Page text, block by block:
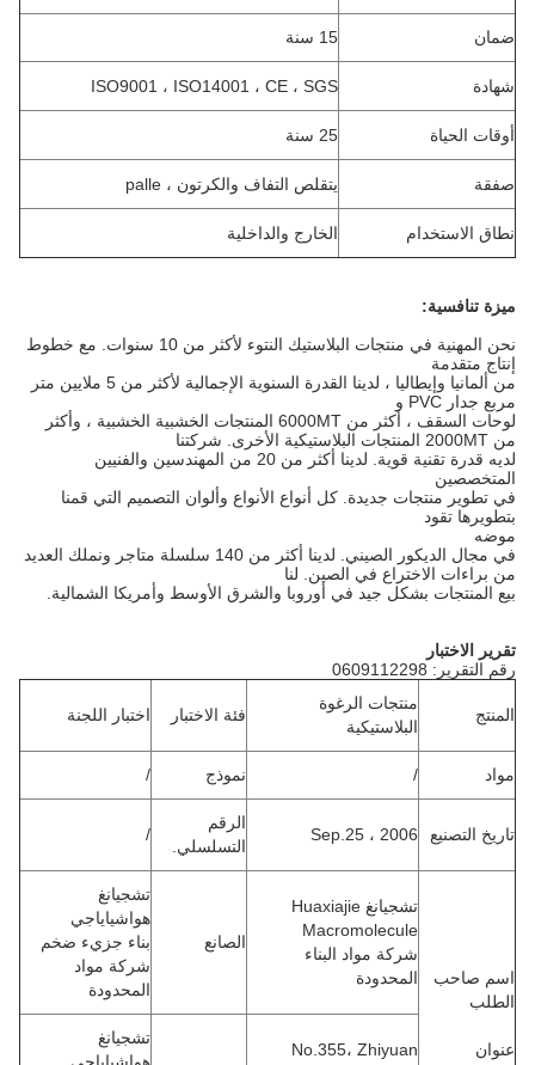
ضمان 15 سنة
شهادة ISO9001 ، ISO14001 ، CE ، SGS
أوقات الحياة 25 سنة
صفقة يتقلص التفاف والكرتون ، palle
نطاق الاستخدام الخارج والداخلية
ميزة تنافسية:
نحن المهنية في منتجات البلاستيك النتوء لأكثر من 10 سنوات.
مع خطوط
إنتاج متقدمة
من ألمانيا وإيطاليا ، لدينا القدرة السنوية الإجمالية لأكثر من 5 ملايين متر
مربع جدار PVC و
لوحات السقف ، أكثر من 6000MT المنتجات الخشبية الخشبية ، وأكثر
من 2000MT المنتجات البلاستيكية الأخرى.
شركتنا
لديه قدرة تقنية قوية.
لدينا أكثر من 20 من المهندسين والفنيين
المتخصصين
في تطوير منتجات جديدة.
كل أنواع الأنواع وألوان التصميم التي قمنا
بتطويرها تقود
موضه
في مجال الديكور الصيني.
لدينا أكثر من 140 سلسلة متاجر ونملك العديد
من براءات الاختراع في الصين.
لنا
بيع المنتجات بشكل جيد في أوروبا والشرق الأوسط وأمريكا الشمالية.
تقرير الاختبار
رقم التقرير: 0609112298
المنتج
منتجات الرغوة
البلاستيكية
فئة الاختبار اختبار اللجنة
مواد نموذج
تاريخ التصنيع Sep.25 ، 2006
الرقم
التسلسلي.
اسم صاحب
الطلب
عنوان
تشجيانغ Huaxiajie
Macromolecule
شركة مواد البناء
المحدودة
الصانع
تشجيانغ
هواشياياجي
بناء جزيء ضخم
شركة مواد
المحدودة
No.355، Zhiyuan
تشجيانغ